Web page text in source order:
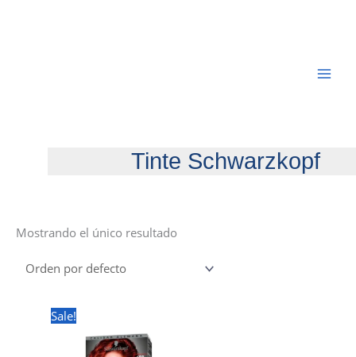
Tinte Schwarzkopf
Mostrando el único resultado
Sale!